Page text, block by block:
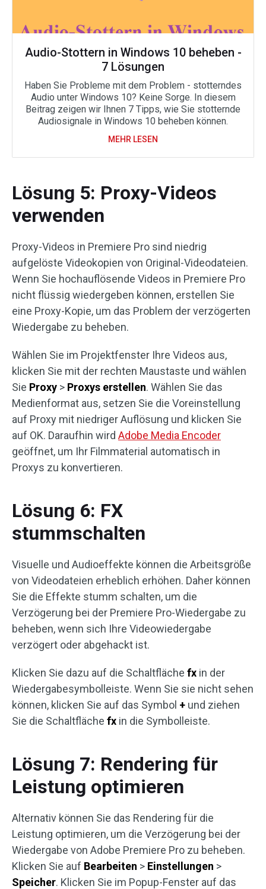
Audio-Stottern in Windows 10 beheben -
7 Lösungen
Haben Sie Probleme mit dem Problem - stotterndes
Audio unter Windows 10? Keine Sorge. In diesem
Beitrag zeigen wir Ihnen 7 Tipps, wie Sie stotternde
Audiosignale in Windows 10 beheben können.
MEHR LESEN
Lösung 5: Proxy-Videos
verwenden
Proxy-Videos in Premiere Pro sind niedrig
aufgelöste Videokopien von Original-Videodateien.
Wenn Sie hochauflösende Videos in Premiere Pro
nicht flüssig wiedergeben können, erstellen Sie
eine Proxy-Kopie, um das Problem der verzögerten
Wiedergabe zu beheben.
Wählen Sie im Projektfenster Ihre Videos aus,
klicken Sie mit der rechten Maustaste und wählen
Sie Proxy > Proxys erstellen. Wählen Sie das
Medienformat aus, setzen Sie die Voreinstellung
auf Proxy mit niedriger Auflösung und klicken Sie
auf OK. Daraufhin wird Adobe Media Encoder
geöffnet, um Ihr Filmmaterial automatisch in
Proxys zu konvertieren.
Lösung 6: FX
stummschalten
Visuelle und Audioeffekte können die Arbeitsgröße
von Videodateien erheblich erhöhen. Daher können
Sie die Effekte stumm schalten, um die
Verzögerung bei der Premiere Pro-Wiedergabe zu
beheben, wenn sich Ihre Videowiedergabe
verzögert oder abgehackt ist.
Klicken Sie dazu auf die Schaltfläche fx in der
Wiedergabesymbolleiste. Wenn Sie sie nicht sehen
können, klicken Sie auf das Symbol + und ziehen
Sie die Schaltfläche fx in die Symbolleiste.
Lösung 7: Rendering für
Leistung optimieren
Alternativ können Sie das Rendering für die
Leistung optimieren, um die Verzögerung bei der
Wiedergabe von Adobe Premiere Pro zu beheben.
Klicken Sie auf Bearbeiten > Einstellungen >
Speicher. Klicken Sie im Popup-Fenster auf das